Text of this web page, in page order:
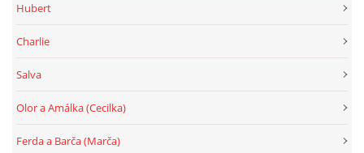
Hubert
Charlie
Salva
Olor a Amálka (Cecilka)
Ferda a Barča (Marča)